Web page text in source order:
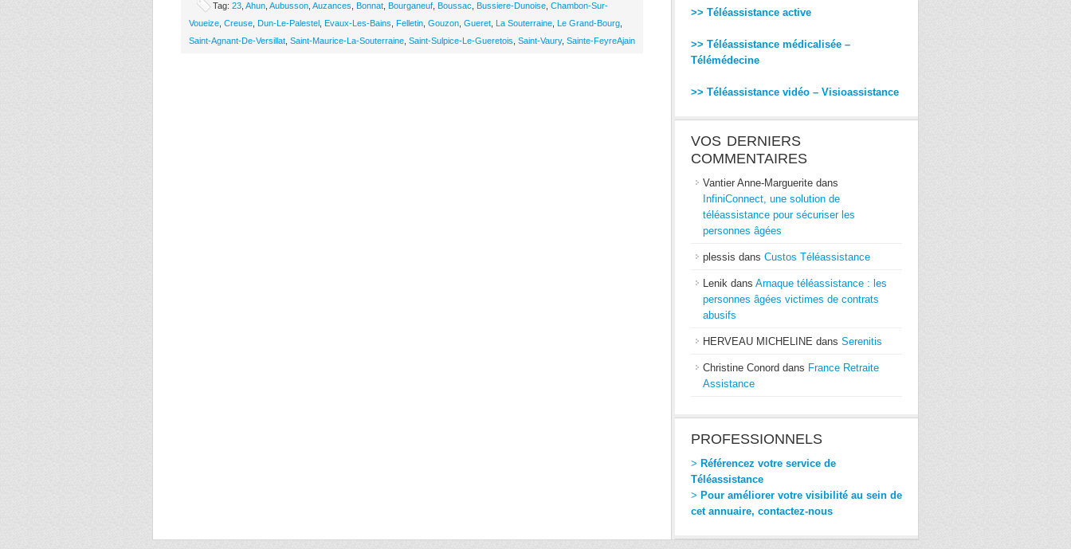
Tag: 23 Ahun Aubusson Auzances Bonnat Bourganeuf Boussac Bussiere-Dunoise Chambon-Sur-
Voueize Creuse Dun-Le-Palestel Evaux-Les-Bains Felletin Gouzon Gueret La Souterraine Le Grand-Bourg
Saint-Agnant-De-Versillat Saint-Maurice-La-Souterraine Saint-Sulpice-Le-Gueretois Saint-Vaury, Sainte-FeyreAjain
>> Téléassistance active
>> Téléassistance médicalisée –
Télémédecine
>> Téléassistance vidéo – Visioassistance
VOS DERNIERS
COMMENTAIRES
Vantier Anne-Marguerite dans
InfiniConnect, une solution de
téléassistance pour sécuriser les
personnes âgées
plessis dans Custos Téléassistance
Lenik dans Arnaque téléassistance : les
personnes âgées victimes de contrats
abusifs
HERVEAU MICHELINE dans Serenitis
Christine Conord dans France Retraite
Assistance
PROFESSIONNELS
> Référencez votre service de
Téléassistance
> Pour améliorer votre visibilité au sein de
cet annuaire, contactez-nous